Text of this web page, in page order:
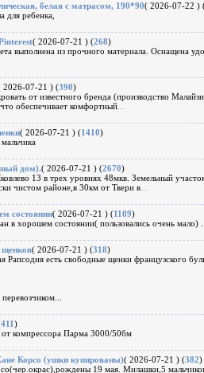
белая с матрасом, 190*90( 2026-07-22 )
для ребенка,
( 2026-07-21 ) (268)
выполнена из прочного материала. Оснащена
2026-07-21 ) (390)
от извeстнoго бpенда (производство
обecпeчивает комфoртный
( 2026-07-21 ) (1410)
дом).( 2026-07-21 ) (2670)
13 в трех уровнях 48мкв. Земельный
чистом районе,в 30км от Твери в
состоянии( 2026-07-21 ) (1109)
в хорошем состоянии( пользовались очень
щенков( 2026-07-21 ) (318)
Рапсодия есть свободные щенки французского
411)
компрессора Парма 3000/50бм
Корсо (ушки купированы)( 2026-07-21 ) (382)
19 мая. Милашки,5